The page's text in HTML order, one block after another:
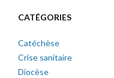
CATÉGORIES
Catéchèse
Crise sanitaire
Diocèse